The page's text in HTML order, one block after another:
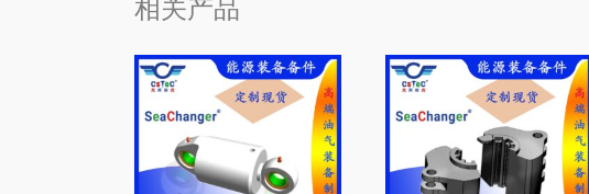
相关产品